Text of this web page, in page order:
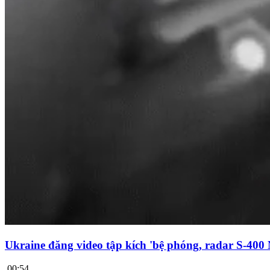
Ukraine đăng video tập kích 'bệ phóng, radar S-400